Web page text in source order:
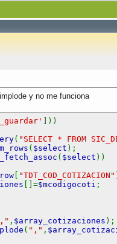
y no me funciona
]))
( "SELECT * FROM
( $select );
( $select ))
"TDT_COD_COTIZACION"
[]=$mcodigocoti ;
, $array_cotizaciones
( "," ,